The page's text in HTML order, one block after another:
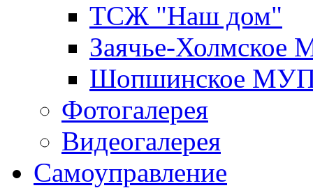
ТСЖ "Наш дом"
Заячье-
Шопшинское
Фотогалерея
Видеогалерея
Самоуправление